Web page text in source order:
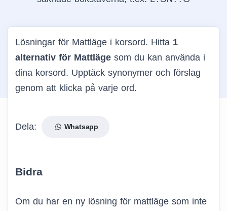
Lösningar för Mattläge i korsord. Hitta 1
alternativ för Mattläge som du kan använda i
dina korsord. Upptäck synonymer och förslag
genom att klicka på varje ord.
Dela: Whatsapp
Bidra
Om du har en ny lösning för mattläge som inte